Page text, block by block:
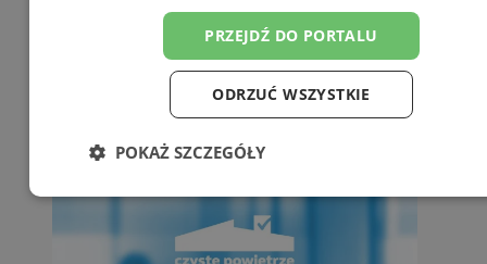
PRZEJDŹ DO PORTALU
ODRZUĆ WSZYSTKIE
POKAŻ SZCZEGÓŁY
Niezbędne Wydajność Targetowanie